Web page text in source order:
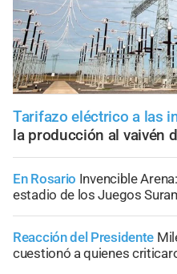
Tarifazo eléctrico a las
la producción al vaivén
En Rosario Invencible
estadio de los Juegos
Reacción del Presidente
cuestionó a quienes